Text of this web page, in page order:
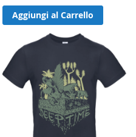
Aggiungi al Carrello